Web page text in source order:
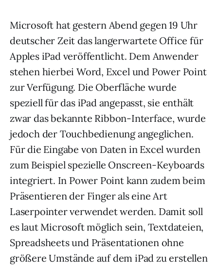
Microsoft hat gestern Abend gegen 19 Uhr
deutscher Zeit das langerwartete Office für
Apples iPad veröffentlicht. Dem Anwender
stehen hierbei Word, Excel und Power Point
zur Verfügung. Die Oberfläche wurde
speziell für das iPad angepasst, sie enthält
zwar das bekannte Ribbon-Interface, wurde
jedoch der Touchbedienung angeglichen.
Für die Eingabe von Daten in Excel wurden
zum Beispiel spezielle Onscreen-Keyboards
integriert. In Power Point kann zudem beim
Präsentieren der Finger als eine Art
Laserpointer verwendet werden. Damit soll
es laut Microsoft möglich sein, Textdateien,
Spreadsheets und Präsentationen ohne
größere Umstände auf dem iPad zu erstellen